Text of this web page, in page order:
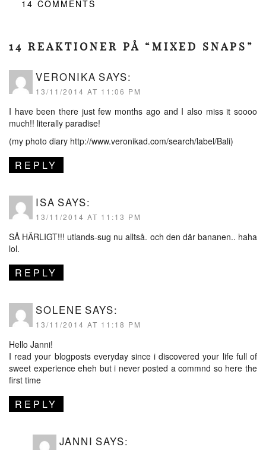
14 COMMENTS
14 REAKTIONER PÅ “MIXED SNAPS”
VERONIKA SAYS:
13/11/2014 AT 11:06 PM
I have been there just few months ago and I also miss it soooo
much!! literally paradise!
(my photo diary http://www.veronikad.com/search/label/Bali)
REPLY
ISA SAYS:
13/11/2014 AT 11:13 PM
SÅ HÄRLIGT!!! utlands-sug nu alltså. och den där bananen.. haha
lol.
REPLY
SOLENE SAYS:
13/11/2014 AT 11:18 PM
Hello Janni!
I read your blogposts everyday since i discovered your life full of
sweet experience eheh but i never posted a commnd so here the
first time
REPLY
JANNI SAYS: